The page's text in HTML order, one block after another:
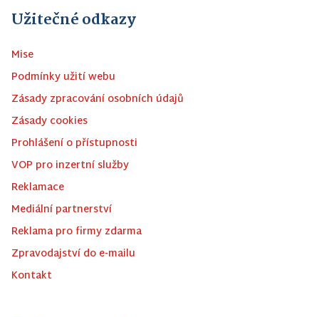
Užitečné odkazy
Mise
Podmínky užití webu
Zásady zpracování osobních údajů
Zásady cookies
Prohlášení o přístupnosti
VOP pro inzertní služby
Reklamace
Mediální partnerství
Reklama pro firmy zdarma
Zpravodajství do e-mailu
Kontakt